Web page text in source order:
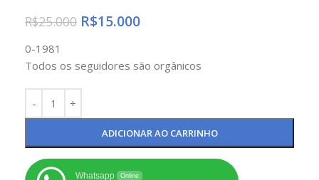
R$25.000 R$15.000
0-1981
Todos os seguidores são orgânicos
ADICIONAR AO CARRINHO
Whatsapp Online